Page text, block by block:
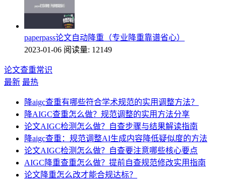
paperpass论文自动降重（专业降重靠谱省心）
2023-01-06 阅读量: 12149
论文查重常识
最新 最热
降aigc查重有哪些符合学术规范的实用调整方法？
降AIGC查重怎么做？规范调整的实用方法分享
论文AIGC检测怎么做？自查步骤与结果解读指南
降aigc查重：规范调整AI生成内容降低疑似度的方法
论文AIGC检测怎么做？自查要注意哪些核心要点
AIGC降重查重怎么做？提前自查规范修改实用指南
论文降重怎么改才能合规达标？